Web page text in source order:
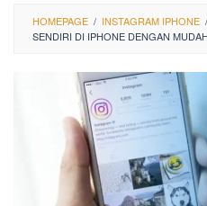
HOMEPAGE / INSTAGRAM IPHONE /
SENDIRI DI IPHONE DENGAN